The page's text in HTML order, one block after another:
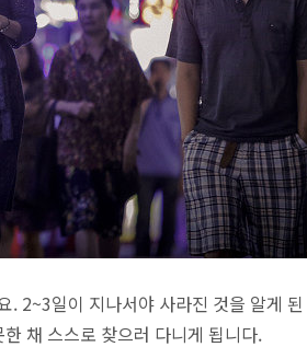
. 2~3일이 지나서야 사라진 것을 알게
채 스스로 찾으러 다니게 됩니다.